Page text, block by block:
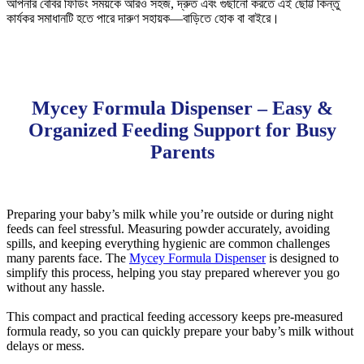
আপনার বেবির ফিডিং সময়কে আরও সহজ, দ্রুত এবং গুছানো করতে এই ছোট্ট কিন্তু
কার্যকর সমাধানটি হতে পারে দারুণ সহায়ক—বাড়িতে হোক বা বাইরে।
Mycey Formula Dispenser – Easy &
Organized Feeding Support for Busy
Parents
Preparing your baby’s milk while you’re outside or during night
feeds can feel stressful. Measuring powder accurately, avoiding
spills, and keeping everything hygienic are common challenges
many parents face. The Mycey Formula Dispenseris designed to
simplify this process, helping you stay prepared wherever you go
without any hassle.
This compact and practical feeding accessory keeps pre-measured
formula ready, so you can quickly prepare your baby’s milk without
delays or mess.